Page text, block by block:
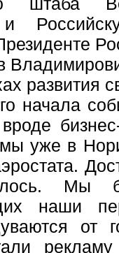
развития
уже в
Мы
наши
от